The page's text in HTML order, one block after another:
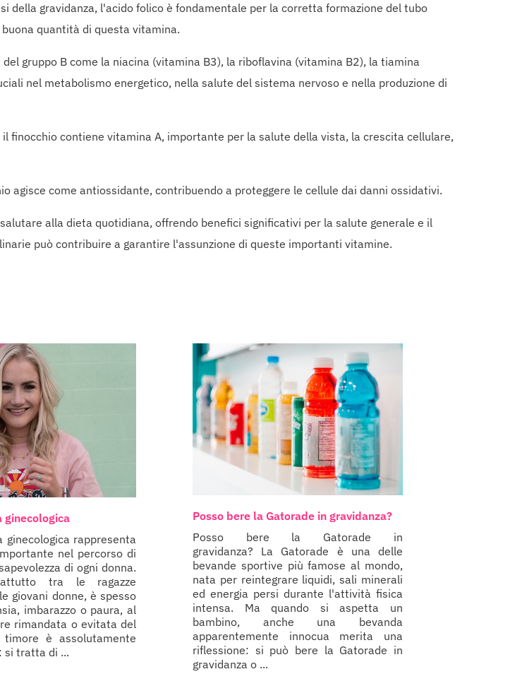
della gravidanza, l'acido folico è fondamentale per la corretta formazione del tubo
quantità di questa vitamina.
gruppo B come la niacina (vitamina B3), la riboflavina (vitamina B2), la tiamina
nel metabolismo energetico, nella salute del sistema nervoso e nella produzione di
finocchio contiene vitamina A, importante per la salute della vista, la crescita cellulare,
agisce come antiossidante, contribuendo a proteggere le cellule dai danni ossidativi.
alla dieta quotidiana, offrendo benefici significativi per la salute generale e il
può contribuire a garantire l'assunzione di queste importanti vitamine.
ginecologica
ginecologica rappresenta
nel percorso di
di ogni donna.
tra le ragazze
giovani donne, è spesso
imbarazzo o paura, al
rimandata o evitata del
è assolutamente
si tratta di ...
Posso bere la Gatorade in gravidanza?
Posso bere la Gatorade in
gravidanza? La Gatorade è una delle
bevande sportive più famose al mondo,
nata per reintegrare liquidi, sali minerali
ed energia persi durante l'attività fisica
intensa. Ma quando si aspetta un
bambino, anche una bevanda
apparentemente innocua merita una
riflessione: si può bere la Gatorade in
gravidanza o ...